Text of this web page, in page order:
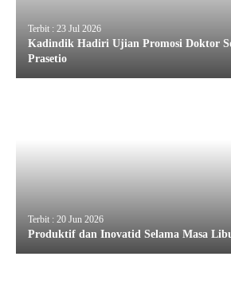
Terbit : 23 Jul 2026
Kadindik Hadiri Ujian Promosi Doktor
Prasetio
Terbit : 20 Jun 2026
Produktif dan Inovatid Selama Masa